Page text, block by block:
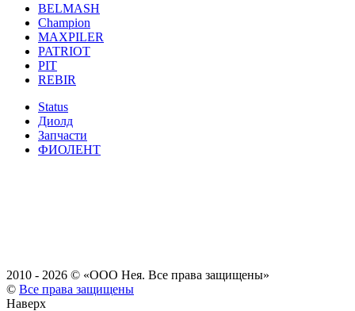
BELMASH
Champion
MAXPILER
PATRIOT
PIT
REBIR
Status
Диолд
Запчасти
ФИОЛЕНТ
2010 - 2026 © «ООО Нея. Все права защищены»
© Все права защищены
Наверх